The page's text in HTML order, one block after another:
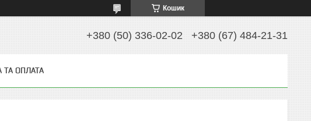
Кошик
+380 (50) 336-02-02 +380 (67) 484-21-31
ТА ОПЛАТА